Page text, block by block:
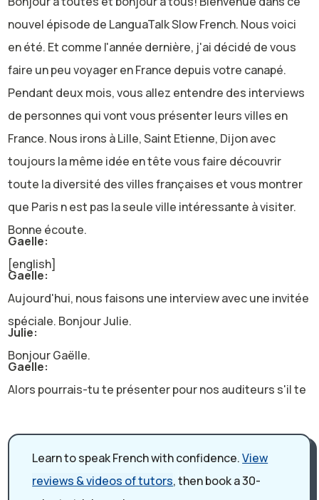
nouvel épisode de LanguaTalk Slow French. Nous voici
en été. Et comme l'année dernière, j'ai décidé de vous
faire un peu voyager en France depuis votre canapé.
Pendant deux mois, vous allez entendre des interviews
de personnes qui vont vous présenter leurs villes en
France. Nous irons à Lille, Saint Etienne, Dijon avec
toujours la même idée en tête vous faire découvrir
toute la diversité des villes françaises et vous montrer
que Paris n est pas la seule ville intéressante à visiter.
Bonne écoute.
Gaelle:
[english]
Gaelle:
Aujourd'hui, nous faisons une interview avec une invitée
spéciale. Bonjour Julie.
Julie:
Bonjour Gaëlle.
Gaelle:
Alors pourrais-tu te présenter pour nos auditeurs s'il te
Oui, bien sûr. Donc je m'appelle Julie, j'ai 35 ans et
j'habite à Saint-Étienne dont je vais vous parler et je
Learn to speak French with confidence.View
reviews & videos of tutors, then book a 30-